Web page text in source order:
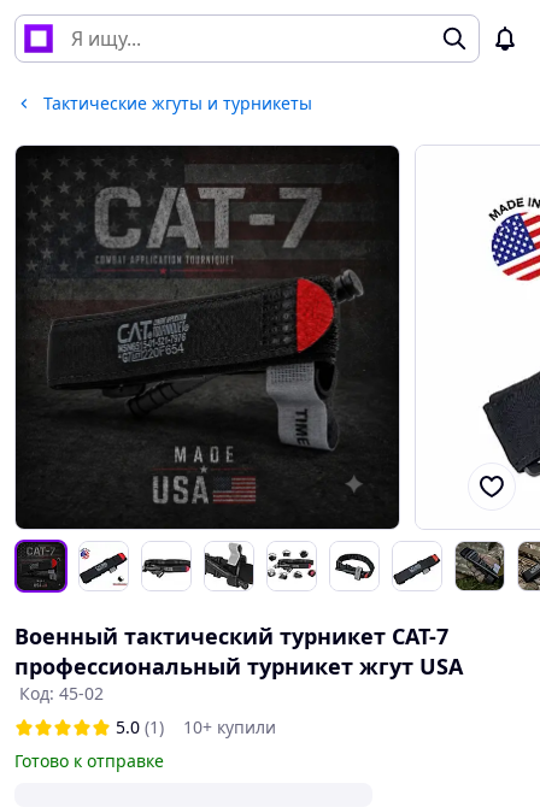
Тактические жгуты и турникеты
Военный тактический турникет CAT-7
профессиональный турникет жгут USA
Код: 45-02
5.0 (1)
10+ купили
Готово к отправке